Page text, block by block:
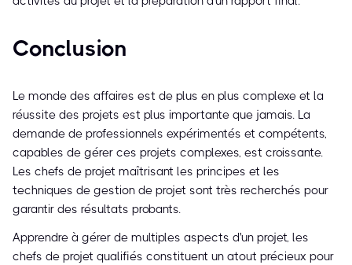
Conclusion
Le monde des affaires est de plus en plus complexe et la
réussite des projets est plus importante que jamais. La
demande de professionnels expérimentés et compétents,
capables de gérer ces projets complexes, est croissante.
Les chefs de projet maîtrisant les principes et les
techniques de gestion de projet sont très recherchés pour
garantir des résultats probants.
Apprendre à gérer de multiples aspects d'un projet, les
chefs de projet qualifiés constituent un atout précieux pour